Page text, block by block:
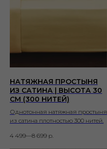
НАТЯЖНАЯ ПРОСТЫНЯ
ИЗ САТИНА | ВЫСОТА 30
СМ (300 НИТЕЙ)
Однотонная натяжная простыня
из сатина плотностью 300 нитей.
4 499—8 699 р.